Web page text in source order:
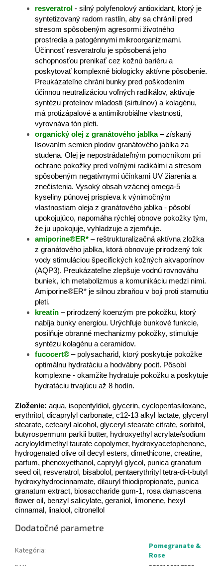
resveratrol - silný polyfenolový antioxidant, ktorý je
syntetizovaný radom rastlín, aby sa chránili pred
stresom spôsobeným agresormi životného
prostredia a patogénnymi mikroorganizmami.
Účinnosť resveratrolu je spôsobená jeho
schopnosťou prenikať cez kožnú bariéru a
poskytovať komplexné biologicky aktívne pôsobenie.
Preukázateľne chráni bunky pred poškodením
účinnou neutralizáciou voľných radikálov, aktivuje
syntézu proteínov mladosti (sirtuínov) a kolagénu,
má protizápalové a antimikrobiálne vlastnosti,
vyrovnáva tón pleti.
organický olej z granátového jablka– získaný
lisovaním semien plodov granátového jablka za
studena. Olej je nepostrádateľným pomocníkom pri
ochrane pokožky pred voľnými radikálmi a stresom
spôsobeným negatívnymi účinkami UV žiarenia a
znečistenia. Vysoký obsah vzácnej omega-5
kyseliny púnovej prispieva k výnimočným
vlastnostiam oleja z granátového jablka - pôsobí
upokojujúco, napomáha rýchlej obnove pokožky tým,
že ju upokojuje, vyhladzuje a zjemňuje.
amiporine®ER* – reštrukturalizačná aktívna zložka
z granátového jablka, ktorá obnovuje prirodzený tok
vody stimuláciou špecifických kožných akvaporínov
(AQP3). Preukázateľne zlepšuje vodnú rovnováhu
buniek, ich metabolizmus a komunikáciu medzi nimi.
Amiporine®ER* je silnou zbraňou v boji proti starnutiu
pleti.
kreatín – prirodzený koenzým pre pokožku, ktorý
nabíja bunky energiou. Urýchľuje bunkové funkcie,
posilňuje obranné mechanizmy pokožky, stimuluje
syntézu kolagénu a ceramidov.
fucocert® – polysacharid, ktorý poskytuje pokožke
optimálnu hydratáciu a hodvábny pocit. Pôsobí
komplexne - okamžite hydratuje pokožku a poskytuje
hydratáciu trvajúcu až 8 hodín.
Zloženie: aqua, isopentyldiol, glycerin, cyclopentasiloxane,
erythritol, dicaprylyl carbonate, c12-13 alkyl lactate, glyceryl
stearate, cetearyl alcohol, glyceryl stearate citrate, sorbitol,
butyrospermum parkii butter, hydroxyethyl acrylate/sodium
acryloyldimethyl taurate copolymer, hydroxyacetophenone,
hydrogenated olive oil decyl esters, dimethicone, creatine,
parfum, phenoxyethanol, caprylyl glycol, punica granatum
seed oil, resveratrol, bisabolol, pentaerythrityl tetra-di-t-butyl
hydroxyhydrocinnamate, dilauryl thiodipropionate, punica
granatum extract, biosaccharide gum-1, rosa damascena
flower oil, benzyl salicylate, geraniol, limonene, hexyl
cinnamal, linalool, citronellol
Dodatočné parametre
Kategória:
Pomegranate &
Rose